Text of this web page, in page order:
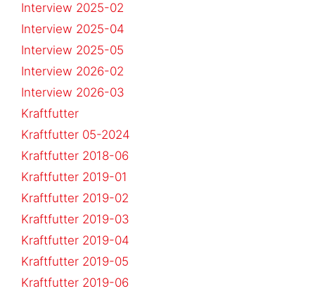
Interview 2025-02
Interview 2025-04
Interview 2025-05
Interview 2026-02
Interview 2026-03
Kraftfutter
Kraftfutter 05-2024
Kraftfutter 2018-06
Kraftfutter 2019-01
Kraftfutter 2019-02
Kraftfutter 2019-03
Kraftfutter 2019-04
Kraftfutter 2019-05
Kraftfutter 2019-06